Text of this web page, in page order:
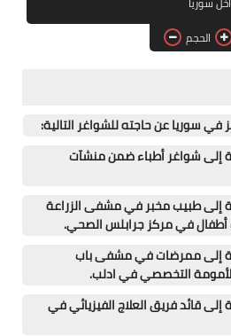
فرص عمل في العراق
فرص عمل في اليمن
دورات تدريبية
الحجم
سوريا عن حاجته للشواغر التالية:
إلى شواغر أطباء ضمن منشآت
إلى طبيب مخبر في مشفى الزراعة
في مركز جرابلس الصحي.
إلى ممرضات في مشفى باب
التخصصي في ادلب.
إلى قائد فريق العلاج الفيزيائي في